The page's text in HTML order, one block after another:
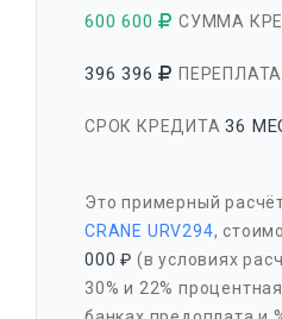
600 600 СУММА
396 396 ПЕРЕПЛАТА
СРОК КРЕДИТА36
Это примерный
CRANE URV294,
000 ₽ (в условиях
30% и 22%